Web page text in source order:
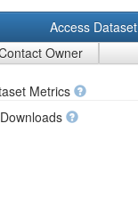
Access Dataset
Owner
Metrics